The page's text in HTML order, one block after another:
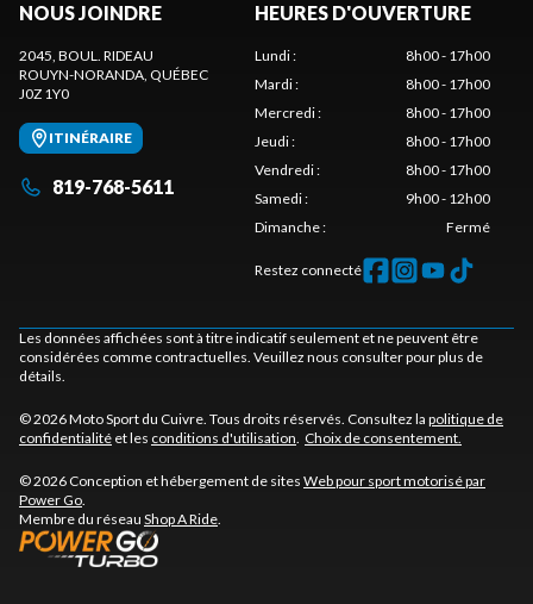
NOUS JOINDRE
2045, BOUL. RIDEAU
ROUYN-NORANDA, QUÉBEC
J0Z 1Y0
ITINÉRAIRE
819-768-5611
HEURES D'OUVERTURE
Lundi:
8h00 - 17h00
Mardi:
8h00 - 17h00
Mercredi:
8h00 - 17h00
Jeudi:
8h00 - 17h00
Vendredi:
8h00 - 17h00
Samedi:
9h00 - 12h00
Dimanche: Fermé
Restez connecté
Les données affichées sont à titre indicatif seulement et ne peuvent être
considérées comme contractuelles. Veuillez nous consulter pour plus de
détails.
© 2026 Moto Sport du Cuivre. Tous droits réservés. Consultez la politique de
confidentialité et les conditions d'utilisation. Choix de consentement.
© 2026 Conception et hébergement de sites Web pour sport motorisé par
Power Go.
Membre du réseau Shop A Ride.